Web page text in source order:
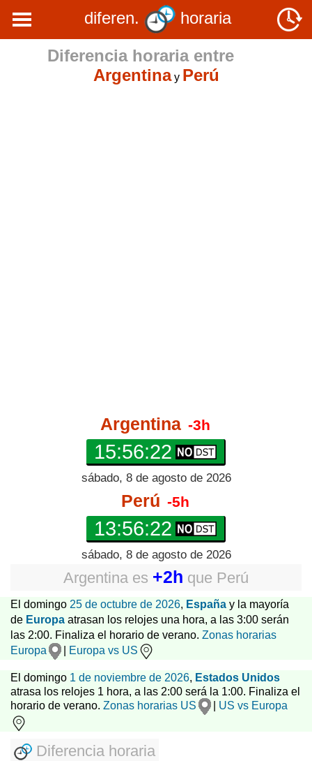
diferen.
horaria
Diferencia horaria entre
Argentinay Perú
Argentina -3h
15:56:23
sábado, 8 de agosto de 2026
Perú -5h
13:56:23
sábado, 8 de agosto de 2026
Argentina es +2h que Perú
El domingo 25 de octubre de 2026, España y la mayoría
de Europa atrasan los relojes una hora, a las 3:00 serán
las 2:00. Finaliza el horario de verano. Zonas horarias
Europa
Europa vs US
El domingo 1 de noviembre de 2026, Estados Unidos
atrasa los relojes 1 hora, a las 2:00 será la 1:00. Finaliza el
horario de verano. Zonas horarias US US vs Europa
Diferencia horaria